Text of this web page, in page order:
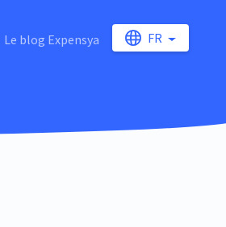
Le blog Expensya FR